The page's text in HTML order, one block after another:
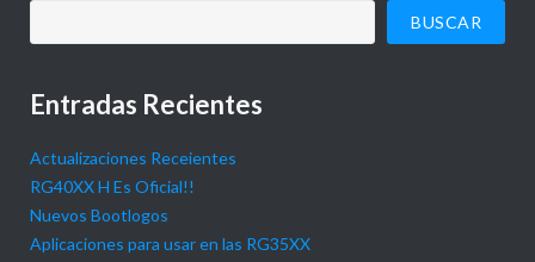
BUSCAR
Entradas Recientes
Actualizaciones Receientes
RG40XX H Es Oficial!!
Nuevos Bootlogos
Aplicaciones para usar en las RG35XX